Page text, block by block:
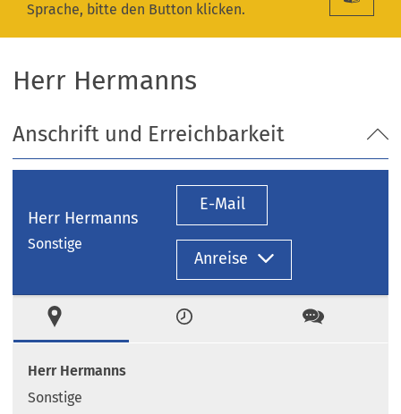
Sprache, bitte den Button klicken.
Herr Hermanns
Anschrift und Erreichbarkeit
Herr Hermanns
Sonstige
E-Mail
Anreise
Zeiten Kontakt
Herr Hermanns
Sonstige